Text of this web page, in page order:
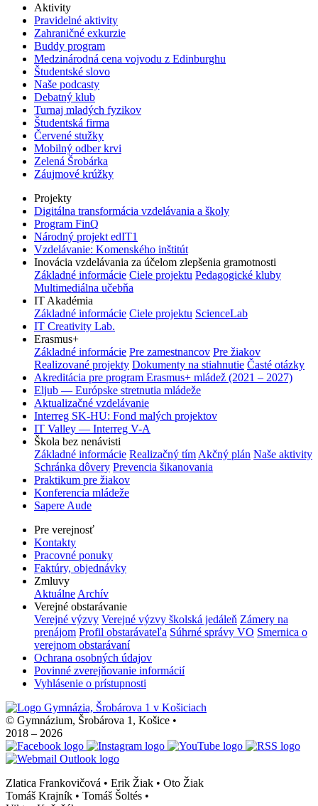
Aktivity
Pravidelné aktivity
Zahraničné exkurzie
Buddy program
Medzinárodná cena vojvodu z Edinburghu
Študentské slovo
Naše podcasty
Debatný klub
Turnaj mladých fyzikov
Študentská firma
Červené stužky
Mobilný odber krvi
Zelená Šrobárka
Záujmové krúžky
Projekty
Digitálna transformácia vzdelávania a školy
Program FinQ
Národný projekt edIT1
Vzdelávanie: Komenského inštitút
Inovácia vzdelávania za účelom zlepšenia gramotnosti
Základné informácie Ciele projektu Pedagogické kluby
Multimediálna učebňa
IT Akadémia
Základné informácie Ciele projektu ScienceLab
IT Creativity Lab.
Erasmus+
Základné informácie Pre zamestnancov Pre žiakov
Realizované projekty Dokumenty na stiahnutie Časté otázky
Akreditácia pre program Erasmus+ mládež (2021 – 2027)
Eljub — Európske stretnutia mládeže
Aktualizačné vzdelávanie
Interreg SK-HU: Fond malých projektov
IT Valley — Interreg V-A
Škola bez nenávisti
Základné informácie Realizačný tím Akčný plán Naše aktivity
Schránka dôvery Prevencia šikanovania
Praktikum pre žiakov
Konferencia mládeže
Sapere Aude
Pre verejnosť
Kontakty
Pracovné ponuky
Faktúry, objednávky
Zmluvy
Aktuálne Archív
Verejné obstarávanie
Verejné výzvy Verejné výzvy školská jedáleň Zámery na
prenájom Profil obstarávateľa Súhrné správy VO Smernica o
verejnom obstarávaní
Ochrana osobných údajov
Povinné zverejňovanie informácií
Vyhlásenie o prístupnosti
© Gymnázium, Šrobárova 1, Košice •
2018 – 2026
Zlatica Frankovičová • Erik Žiak • Oto Žiak
Tomáš Krajník • Tomáš Šoltés •